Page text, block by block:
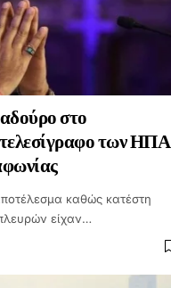
στο
των ΗΠΑ
καθώς κατέστη
είχαν…